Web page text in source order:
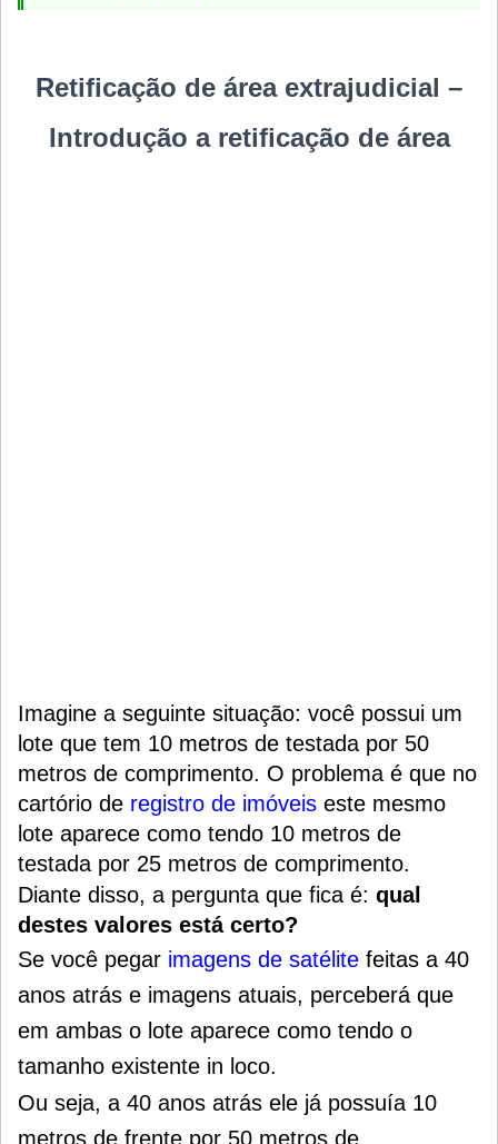
Retificação de área extrajudicial –
Introdução a retificação de área
Imagine a seguinte situação: você possui um
lote que tem 10 metros de testada por 50
metros de comprimento. O problema é que no
cartório de registro de imóveis este mesmo
lote aparece como tendo 10 metros de
testada por 25 metros de comprimento.
Diante disso, a pergunta que fica é: qual
destes valores está certo?
Se você pegar imagens de satélite feitas a 40
anos atrás e imagens atuais, perceberá que
em ambas o lote aparece como tendo o
tamanho existente in loco.
Ou seja, a 40 anos atrás ele já possuía 10
metros de frente por 50 metros de